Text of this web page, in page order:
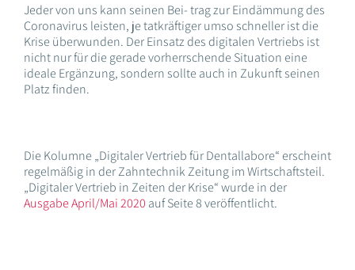
Jeder von uns kann seinen Bei- trag zur Eindämmung des
Coronavirus leisten, je tatkräftiger umso schneller ist die
Krise überwunden. Der Einsatz des digitalen Vertriebs ist
nicht nur für die gerade vorherrschende Situation eine
ideale Ergänzung, sondern sollte auch in Zukunft seinen
Platz finden.
Die Kolumne „Digitaler Vertrieb für Dentallabore“ erscheint
regelmäßig in der Zahntechnik Zeitung im Wirtschaftsteil.
„Digitaler Vertrieb in Zeiten der Krise“ wurde in der
Ausgabe April/Mai 2020 auf Seite 8 veröffentlicht.